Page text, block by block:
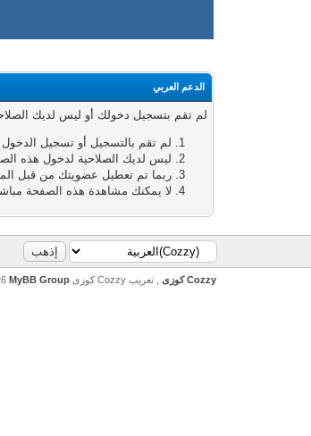
الدعم العربي
لم تقم بتسجيل دخولك أو ليس لديك
لم تقم بالتسجيل أو تسجيل
ليس لديك الصلاحية لدخول هذه
ربما تم تعطيل عضويتك من قبل
لا يمكنك مشاهدة هذه الصفحة
Cozzy كوزى , تعريب Cozzy كوزى MyBB Group